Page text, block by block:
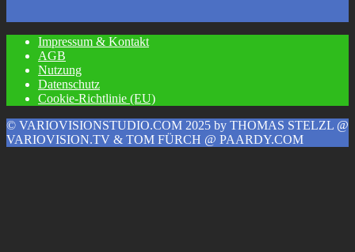
Impressum & Kontakt
AGB
Nutzung
Datenschutz
Cookie-Richtlinie (EU)
© VARIOVISIONSTUDIO.COM 2025 by THOMAS STELZL @
VARIOVISION.TV & TOM FÜRCH @ PAARDY.COM